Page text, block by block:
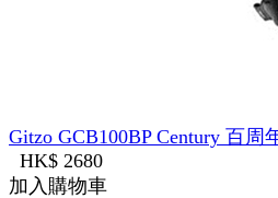
Gitzo GCB100BP Century 百周
HK$ 2680
加入購物車